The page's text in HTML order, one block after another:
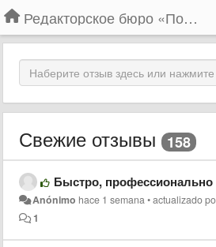
Редакторское бюро «По правилам»
Свежие отзывы 158
Быстро, профессионально и качественно. Я очень доволен
Anónimo hace 1 semana•actualizado
1